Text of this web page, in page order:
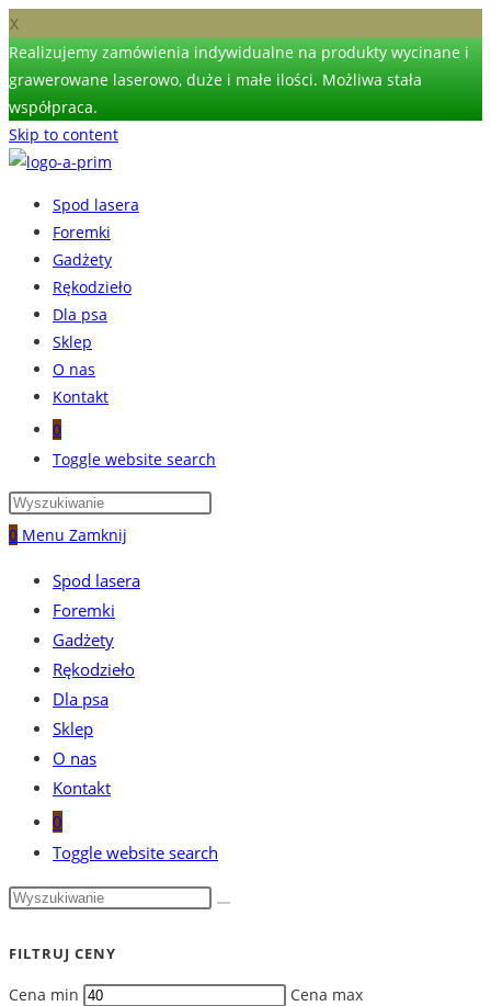
X
Realizujemy zamówienia indywidualne na produkty wycinane i
grawerowane laserowo, duże i małe ilości. Możliwa stała
współpraca.
Skip to content
Spod lasera
Foremki
Gadżety
Rękodzieło
Dla psa
Sklep
O nas
Kontakt
0
Toggle website search
0 Menu Zamknij
Spod lasera
Foremki
Gadżety
Rękodzieło
Dla psa
Sklep
O nas
Kontakt
0
Toggle website search
FILTRUJ CENY
Cena min Cena max